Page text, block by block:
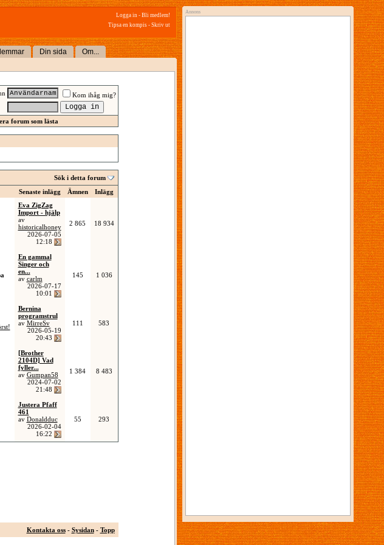
Logga in - Bli medlem!
Tipsa en kompis - Skriv ut
Din sida Om...
Kom ihåg mig?
forum som lästa
Sök i detta forum
Senaste inlägg Ämnen Inlägg
Eva ZigZag
Import - hjälp
av
historicalhoney
2026-07-05
12:18
2 865 18 934
En gammal
Singer och
en...
av carlm
2026-07-17
10:01
145 1 036
Bernina
programstrul
av MirreSv
2026-05-19
20:43
111 583
[Brother
2104D] Vad
fyller...
av Gumpan58
2024-07-02
21:48
1 384 8 483
Justera Pfaff
461
av Donaldduc
2026-02-04
16:22
55 293
Kontakta oss- Sysidan- Topp
Annons